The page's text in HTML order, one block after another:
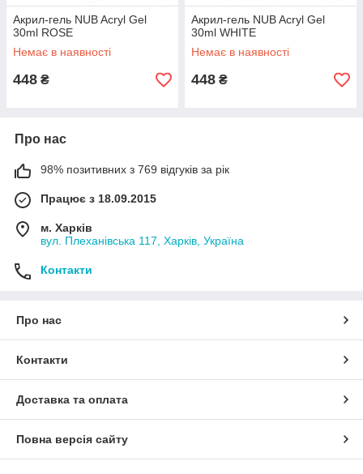
Aкрил-гель NUB Acryl Gel
30ml ROSE
Немає в наявності
448 ₴
Aкрил-гель NUB Acryl Gel
30ml WHITE
Немає в наявності
448 ₴
Про нас
98% позитивних з 769 відгуків за рік
Працює з 18.09.2015
м. Харків
вул. Плеханівська 117, Харків, Україна
Контакти
Про нас
Контакти
Доставка та оплата
Повна версія сайту